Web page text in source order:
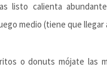
listo calienta
medio (tiene que llegar
o donuts mójate las